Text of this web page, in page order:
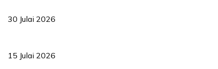
30 Julai 2026
15 Julai 2026